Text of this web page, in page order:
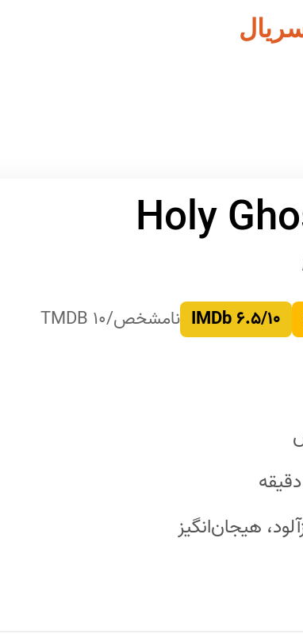
Holy
۶.۵/۱۰ IMDb نامشخص/۱۰ TMDB
هیجان‌انگیز